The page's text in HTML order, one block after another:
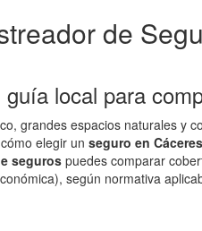
de
local para
grandes espacios naturales y
elegir un seguro en Cáceres
segurospuedes comparar
según normativa